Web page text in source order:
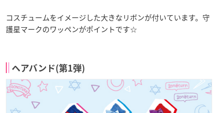
コスチュームをイメージした大きなリボンが付いています。守
護星マークのワッペンがポイントです☆
ヘアバンド(第1弾)